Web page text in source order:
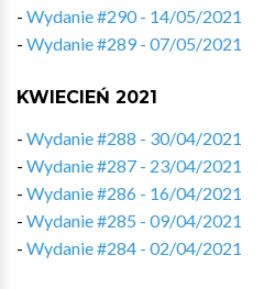
- Wydanie #290 - 14/05/2021
- Wydanie #289 - 07/05/2021
KWIECIEŃ 2021
- Wydanie #288 - 30/04/2021
- Wydanie #287 - 23/04/2021
- Wydanie #286 - 16/04/2021
- Wydanie #285 - 09/04/2021
- Wydanie #284 - 02/04/2021